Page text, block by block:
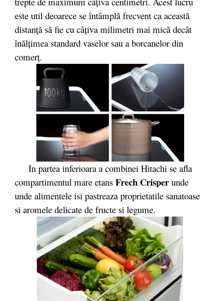
este util deoarece se întâmplă frecvent ca această
distanţă să fie cu câţiva milimetri mai mică decât
înălţimea standard vaselor sau a borcanelor din
comerţ.
In partea inferioara a combinei Hitachi se afla
compartimentul mare etans Frech Crisper unde
unde alimentele isi pastreaza proprietatile sanatoase
si aromele delicate de fructe si legume.